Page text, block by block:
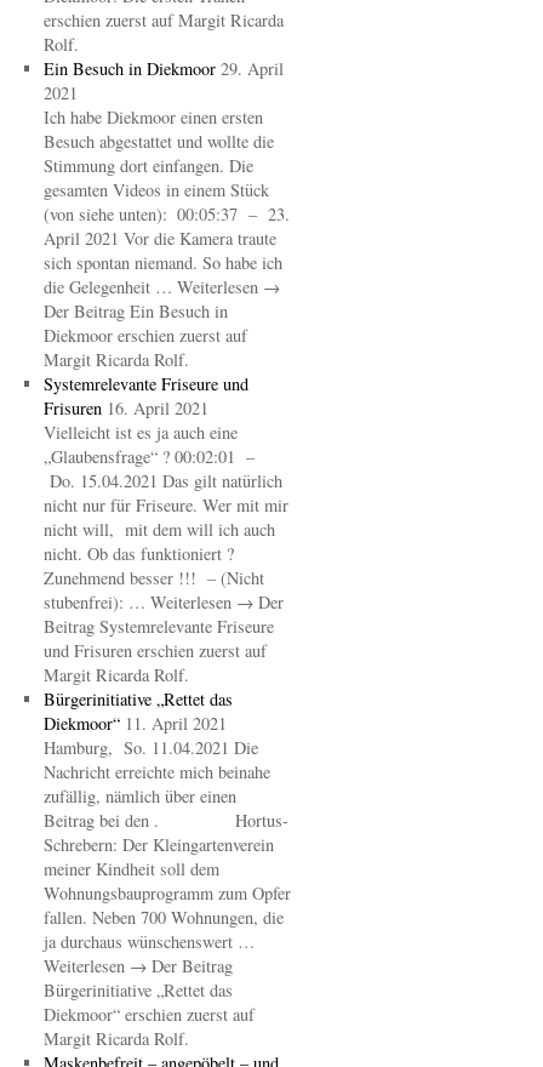
erschien zuerst auf Margit Ricarda
Rolf.
Ein Besuch in Diekmoor 29. April
2021
Ich habe Diekmoor einen ersten
Besuch abgestattet und wollte die
Stimmung dort einfangen. Die
gesamten Videos in einem Stück
(von siehe unten): 00:05:37 – 23.
April 2021 Vor die Kamera traute
sich spontan niemand. So habe ich
die Gelegenheit … Weiterlesen →
Der Beitrag Ein Besuch in
Diekmoor erschien zuerst auf
Margit Ricarda Rolf.
Systemrelevante Friseure und
Frisuren 16. April 2021
Vielleicht ist es ja auch eine
„Glaubensfrage“ ? 00:02:01 –
Do. 15.04.2021 Das gilt natürlich
nicht nur für Friseure. Wer mit mir
nicht will, mit dem will ich auch
nicht. Ob das funktioniert ?
Zunehmend besser !!! – (Nicht
stubenfrei): … Weiterlesen → Der
Beitrag Systemrelevante Friseure
und Frisuren erschien zuerst auf
Margit Ricarda Rolf.
Bürgerinitiative „Rettet das
Diekmoor“ 11. April 2021
Hamburg, So. 11.04.2021 Die
Nachricht erreichte mich beinahe
zufällig, nämlich über einen
Beitrag bei den . Hortus-
Schrebern: Der Kleingartenverein
meiner Kindheit soll dem
Wohnungsbauprogramm zum Opfer
fallen. Neben 700 Wohnungen, die
ja durchaus wünschenswert …
Weiterlesen → Der Beitrag
Bürgerinitiative „Rettet das
Diekmoor“ erschien zuerst auf
Margit Ricarda Rolf.